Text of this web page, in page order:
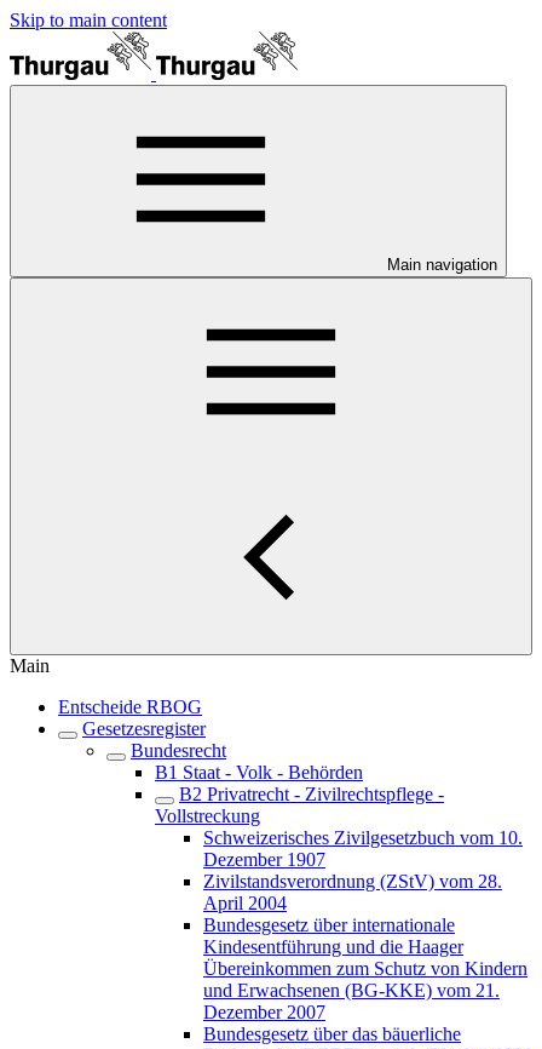
Skip to main content
Main navigation
Main
Entscheide RBOG
Gesetzesregister
Bundesrecht
B1 Staat - Volk - Behörden
B2 Privatrecht - Zivilrechtspflege -
Vollstreckung
Schweizerisches Zivilgesetzbuch vom 10.
Dezember 1907
Zivilstandsverordnung (ZStV) vom 28.
April 2004
Bundesgesetz über internationale
Kindesentführung und die Haager
Übereinkommen zum Schutz von Kindern
und Erwachsenen (BG-KKE) vom 21.
Dezember 2007
Bundesgesetz über das bäuerliche